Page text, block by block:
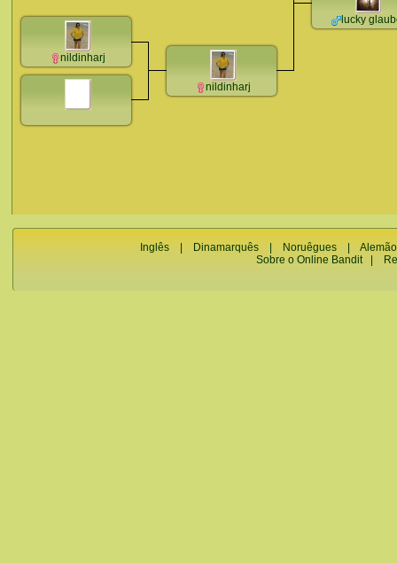
nildinharj
nildinharj
lucky
Inglês Dinamarquês Noruêgues
Alemão
Sobre o Online Bandit|